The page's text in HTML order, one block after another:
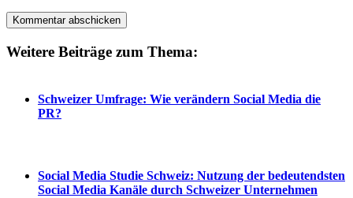
Weitere Beiträge zum Thema:
Schweizer Umfrage: Wie verändern Social Media die
PR?
Social Media Studie Schweiz: Nutzung der bedeutendsten
Social Media Kanäle durch Schweizer Unternehmen